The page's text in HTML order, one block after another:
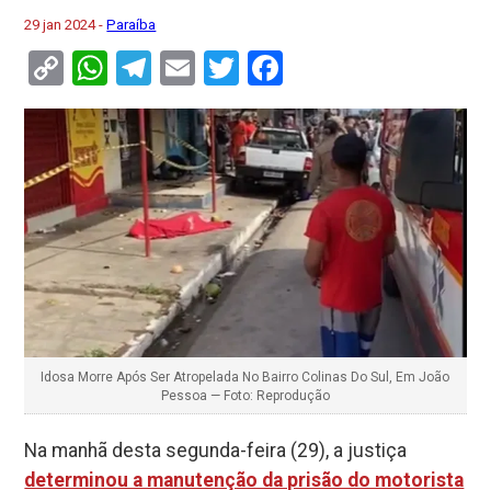
29 jan 2024 -Paraíba
Copy
Link
WhatsApp
Telegram
EmailTwitter
Idosa Morre Após Ser Atropelada No Bairro Colinas Do Sul, Em João
Pessoa — Foto: Reprodução
Na manhã desta segunda-feira (29), a justiça
determinou a manutenção da prisão do motorista